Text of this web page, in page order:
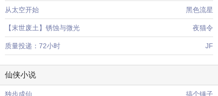
从太空开始 黑色流星
【末世废土】锈蚀与微光 夜猫令
质量投递：72小时 JF
仙侠小说
独步成仙 搞个锤子